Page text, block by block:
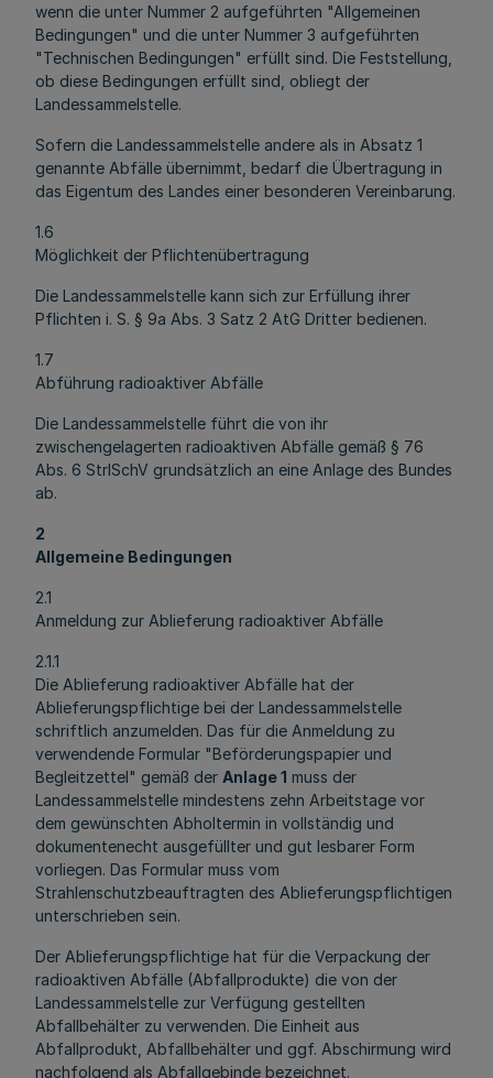
wenn die unter Nummer 2 aufgeführten "Allgemeinen
Bedingungen" und die unter Nummer 3 aufgeführten
"Technischen Bedingungen" erfüllt sind. Die Feststellung,
ob diese Bedingungen erfüllt sind, obliegt der
Landessammelstelle.
Sofern die Landessammelstelle andere als in Absatz 1
genannte Abfälle übernimmt, bedarf die Übertragung in
das Eigentum des Landes einer besonderen Vereinbarung.
1.6
Möglichkeit der Pflichtenübertragung
Die Landessammelstelle kann sich zur Erfüllung ihrer
Pflichten i. S. § 9a Abs. 3 Satz 2 AtG Dritter bedienen.
1.7
Abführung radioaktiver Abfälle
Die Landessammelstelle führt die von ihr
zwischengelagerten radioaktiven Abfälle gemäß § 76
Abs. 6 StrlSchV grundsätzlich an eine Anlage des Bundes
ab.
2
Allgemeine Bedingungen
2.1
Anmeldung zur Ablieferung radioaktiver Abfälle
2.1.1
Die Ablieferung radioaktiver Abfälle hat der
Ablieferungspflichtige bei der Landessammelstelle
schriftlich anzumelden. Das für die Anmeldung zu
verwendende Formular "Beförderungspapier und
Begleitzettel" gemäß der Anlage 1 muss der
Landessammelstelle mindestens zehn Arbeitstage vor
dem gewünschten Abholtermin in vollständig und
dokumentenecht ausgefüllter und gut lesbarer Form
vorliegen. Das Formular muss vom
Strahlenschutzbeauftragten des Ablieferungspflichtigen
unterschrieben sein.
Der Ablieferungspflichtige hat für die Verpackung der
radioaktiven Abfälle (Abfallprodukte) die von der
Landessammelstelle zur Verfügung gestellten
Abfallbehälter zu verwenden. Die Einheit aus
Abfallprodukt, Abfallbehälter und ggf. Abschirmung wird
nachfolgend als Abfallgebinde bezeichnet.